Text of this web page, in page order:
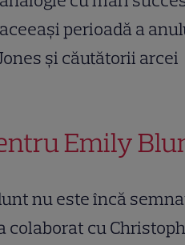
perioadă a
și căutătorii arcei
Emily
nu este încă
colaborat cu